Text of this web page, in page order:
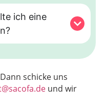
ich eine
schicke uns
und wir